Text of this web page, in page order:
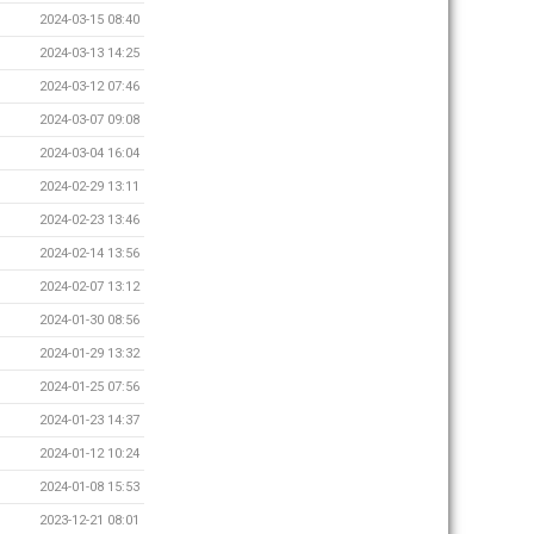
2024-03-15 08:40
2024-03-13 14:25
2024-03-12 07:46
2024-03-07 09:08
2024-03-04 16:04
2024-02-29 13:11
2024-02-23 13:46
2024-02-14 13:56
2024-02-07 13:12
2024-01-30 08:56
2024-01-29 13:32
2024-01-25 07:56
2024-01-23 14:37
2024-01-12 10:24
2024-01-08 15:53
2023-12-21 08:01